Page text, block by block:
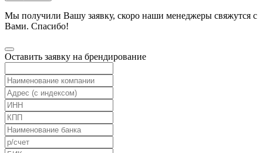
Мы получили Вашу заявку, скоро наши менеджеры свяжутся с
Вами. Спасибо!
Оставить заявку на брендирование